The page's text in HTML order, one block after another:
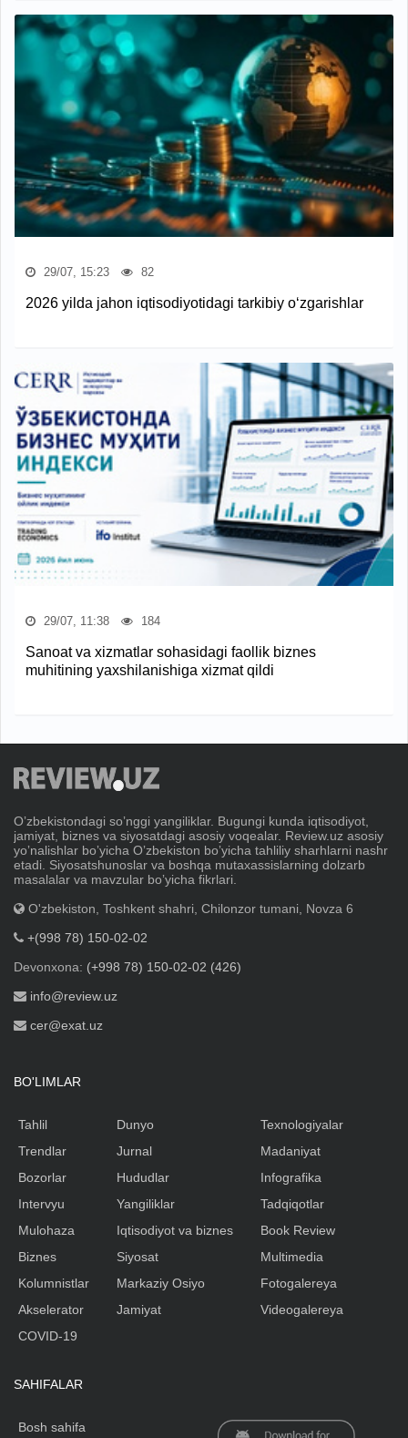
29/07, 15:23 82
2026 yilda jahon iqtisodiyotidagi tarkibiy o‘zgarishlar
29/07, 11:38 184
Sanoat va xizmatlar sohasidagi faollik biznes
muhitining yaxshilanishiga xizmat qildi
Oʼzbekistondagi soʼnggi yangiliklar. Bugungi kunda iqtisodiyot,
jamiyat, biznes va siyosatdagi asosiy voqealar. Review.uz asosiy
yoʼnalishlar boʼyicha Oʼzbekiston boʼyicha tahliliy sharhlarni nashr
etadi. Siyosatshunoslar va boshqa mutaxassislarning dolzarb
masalalar va mavzular boʼyicha fikrlari.
O'zbekiston, Toshkent shahri, Chilonzor tumani, Novza 6
+(998 78) 150-02-02
Devonxona: (+998 78) 150-02-02 (426)
info@review.uz
cer@exat.uz
BO'LIMLAR
Tahlil
Trendlar
Bozorlar
Intervyu
Mulohaza
Biznes
Kolumnistlar
Akselerator
Dunyo
Jurnal
Hududlar
Yangiliklar
Iqtisodiyot va biznes
Siyosat
Markaziy Osiyo
Jamiyat
Texnologiyalar
Madaniyat
Infografika
Tadqiqotlar
Book Review
Multimedia
Fotogalereya
Videogalereya
COVID-19
SAHIFALAR
Bosh sahifa